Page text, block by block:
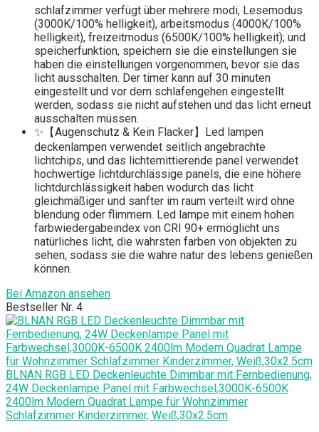
schlafzimmer verfügt über mehrere modi, Lesemodus
(3000K/100% helligkeit), arbeitsmodus (4000K/100%
helligkeit), freizeitmodus (6500K/100% helligkeit); und
speicherfunktion, speichern sie die einstellungen sie
haben die einstellungen vorgenommen, bevor sie das
licht ausschalten. Der timer kann auf 30 minuten
eingestellt und vor dem schlafengehen eingestellt
werden, sodass sie nicht aufstehen und das licht erneut
ausschalten müssen.
✨【Augenschutz & Kein Flacker】Led lampen
deckenlampen verwendet seitlich angebrachte
lichtchips, und das lichtemittierende panel verwendet
hochwertige lichtdurchlässige panels, die eine höhere
lichtdurchlässigkeit haben wodurch das licht
gleichmäßiger und sanfter im raum verteilt wird ohne
blendung oder flimmern. Led lampe mit einem hohen
farbwiedergabeindex von CRI 90+ ermöglicht uns
natürliches licht, die wahrsten farben von objekten zu
sehen, sodass sie die wahre natur des lebens genießen
können.
Bei Amazon ansehen
Bestseller Nr. 4
BLNAN RGB LED Deckenleuchte Dimmbar mit Fernbedienung,
24W Deckenlampe Panel mit Farbwechsel,3000K-6500K
2400lm Modern Quadrat Lampe für Wohnzimmer
Schlafzimmer Kinderzimmer, Weiß,30x2.5cm